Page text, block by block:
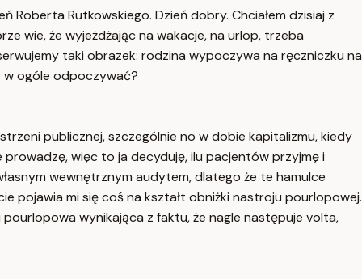
Rutkowskiego. Dzień dobry. Chciałem dzisiaj z
wie, że wyjeżdżając na wakacje, na urlop, trzeba
taki obrazek: rodzina wypoczywa na ręczniczku na
w ogóle odpoczywać?
publicznej, szczególnie no w dobie kapitalizmu, kiedy
prowadzę, więc to ja decyduję, ilu pacjentów przyjmę i
wewnętrznym audytem, dlatego że te hamulce
pojawia mi się coś na kształt obniżki nastroju pourlopowej.
wynikająca z faktu, że nagle następuje volta,